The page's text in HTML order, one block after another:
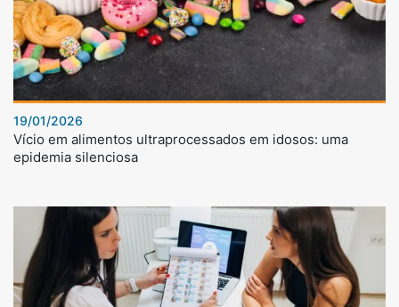
19/01/2026
Vício em alimentos ultraprocessados em idosos: uma
epidemia silenciosa